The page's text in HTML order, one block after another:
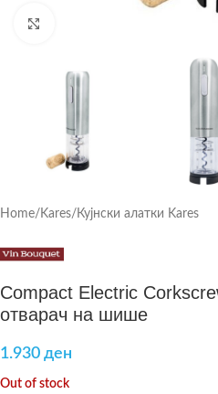
Home/ Kares/ Кујнски алатки Kares
Compact Electric
отварач на шише
1.930 ден
Out of stock